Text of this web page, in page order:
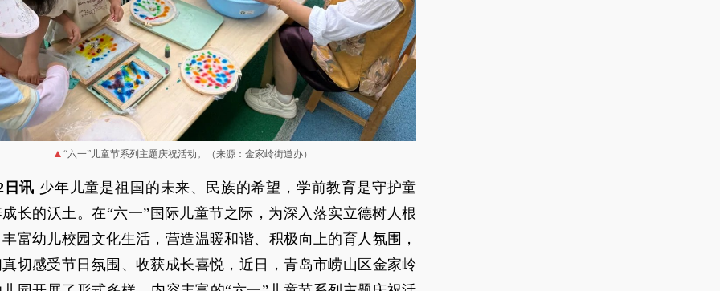
“六一”儿童节系列主题庆祝活动。（来源：金家岭街道办）
日讯 少年儿童是祖国的未来、民族的希望，学前教育是守护童
长的沃土。在“六一”国际儿童节之际，为深入落实立德树人根
富幼儿校园文化生活，营造温暖和谐、积极向上的育人氛围，
切感受节日氛围、收获成长喜悦，近日，青岛市崂山区金家岭